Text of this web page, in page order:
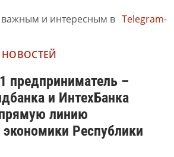
и интересным в Telegram-
НОВОСТЕЙ
предприниматель –
и ИнтехБанка
линию
Республики